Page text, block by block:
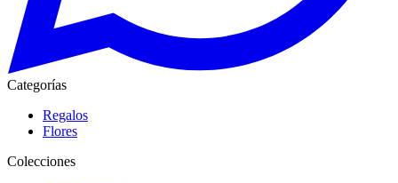
Categorías
Regalos
Flores
Colecciones